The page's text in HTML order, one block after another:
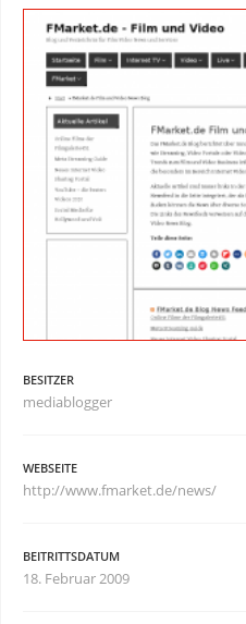
BESITZER
mediablogger
WEBSEITE
http://www.fmarket.de/news/
BEITRITTSDATUM
18. Februar 2009